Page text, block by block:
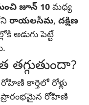
జూన్ 10 మధ్య
రాయలసీమ, దక్షిణ
అడుగు పెట్టే
తగ్గుతుందా?
కార్తెలో రోళ్లు
రోహిణి